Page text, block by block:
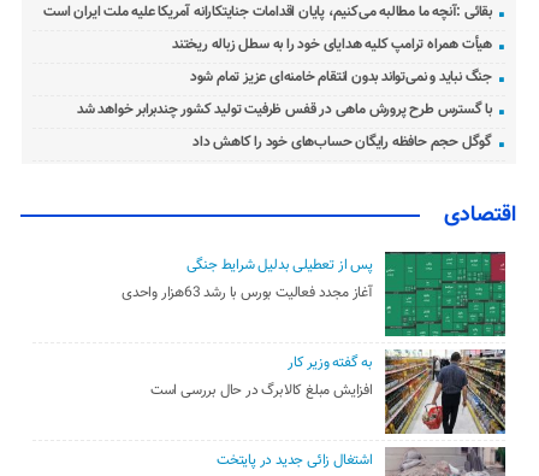
بقائی :آنچه ما مطالبه می‌کنیم، پایان اقدامات جنایتکارانه آمریکا علیه ملت ایران است
هیأت همراه ترامپ کلیه هدایای خود را به سطل زباله ریختند
جنگ نباید و نمی‌تواند بدون انتقام خامنه‌ای عزیز تمام شود
با گسترس طرح پرورش ماهی در قفس ظرفیت تولید کشور چندبرابر خواهد شد
گوگل حجم حافظه رایگان حساب‌های خود را کاهش داد
اقتصادی
پس از تعطیلی بدلیل شرایط جنگی
آغاز مجدد فعالیت بورس با رشد 63هزار واحدی
به گفته وزیر کار
افزایش مبلغ کالابرگ در حال بررسی است
اشتغال زائی جدید در پایتخت